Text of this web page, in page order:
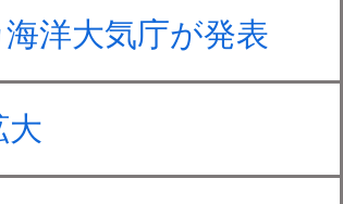
洋大気庁が発表
大